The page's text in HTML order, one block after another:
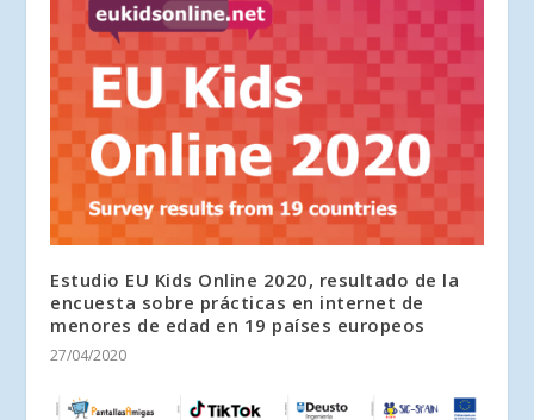
Estudio EU Kids Online 2020, resultado de la
encuesta sobre prácticas en internet de
menores de edad en 19 países europeos
27/04/2020